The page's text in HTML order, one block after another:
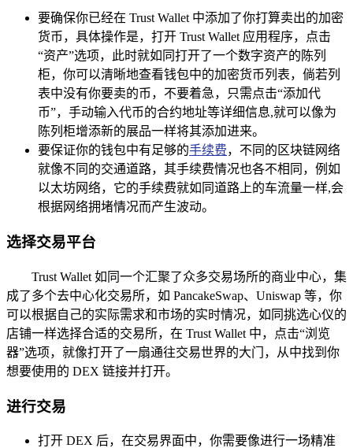
要确保你已经在 Trust Wallet 中添加了你打算卖出的加密
货币，具体操作是，打开 Trust Wallet 应用程序，点击
“资产”选项，此时就如同打开了一个数字资产的陈列
柜，你可以清晰地查看钱包中的加密货币列表，倘若列
表中没有你要卖的币，不要着急，只需点击“添加代
币”，手动输入代币的合约地址等详细信息,就可以像为
陈列柜增添新的展品一样将其添加进来。
要保证你的钱包中有足够的手续费，不同的区块链网络
就像不同的交通道路，其手续费情况也各不相同，例如
以太坊网络，它的手续费就如同道路上的车流量一样,会
根据网络拥堵情况而产生波动。
选择交易平台
Trust Wallet 如同一个汇聚了众多交易场所的商业中心，集
成了多个去中心化交易所，如 PancakeSwap、Uniswap 等，你
可以根据自己的实际需求和市场的实时情况，如同挑选心仪的
店铺一样选择合适的交易所，在 Trust Wallet 中，点击“浏览
器”选项，就像打开了一扇通往交易世界的大门，从中找到你
想要使用的 DEX 链接并打开。
进行交易
打开 DEX 后，在交易界面中，你需要像进行一场精准